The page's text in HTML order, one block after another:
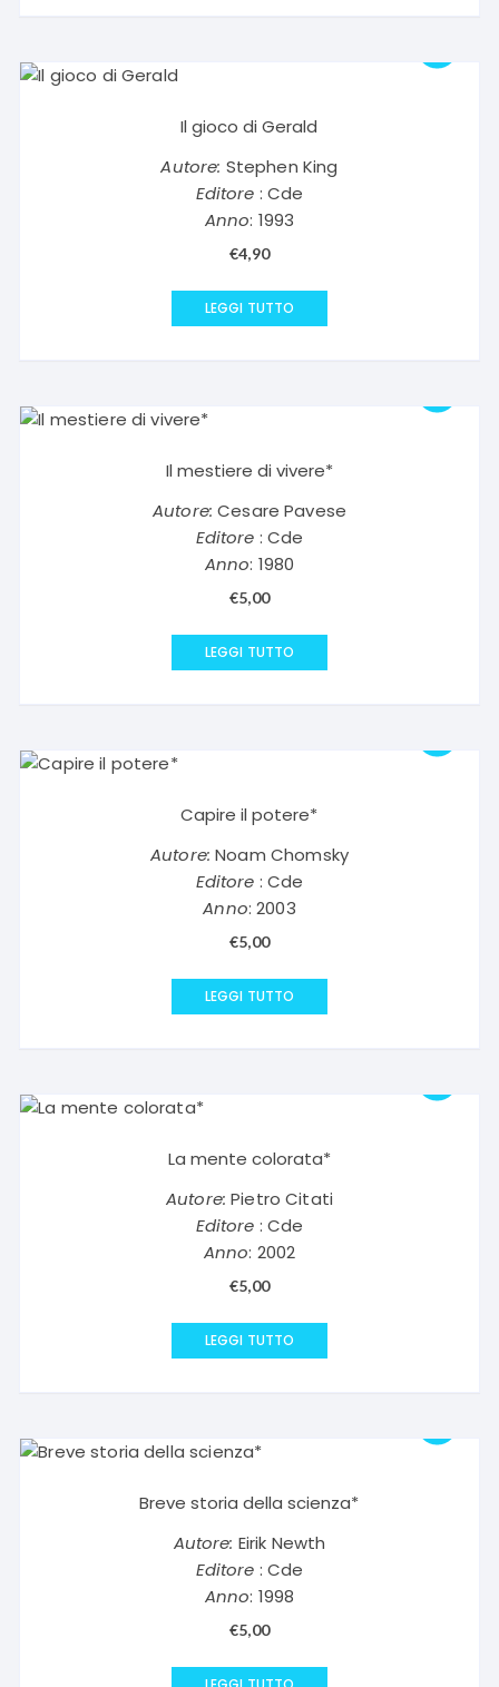
Il gioco di Gerald
Autore: Stephen King
Editore : Cde
Anno: 1993
€4,90
LEGGI TUTTO
Il mestiere di vivere*
Autore: Cesare Pavese
Editore : Cde
Anno: 1980
€5,00
LEGGI TUTTO
Capire il potere*
Autore: Noam Chomsky
Editore : Cde
Anno: 2003
€5,00
LEGGI TUTTO
La mente colorata*
Autore: Pietro Citati
Editore : Cde
Anno: 2002
€5,00
LEGGI TUTTO
Breve storia della scienza*
Autore: Eirik Newth
Editore : Cde
Anno: 1998
€5,00